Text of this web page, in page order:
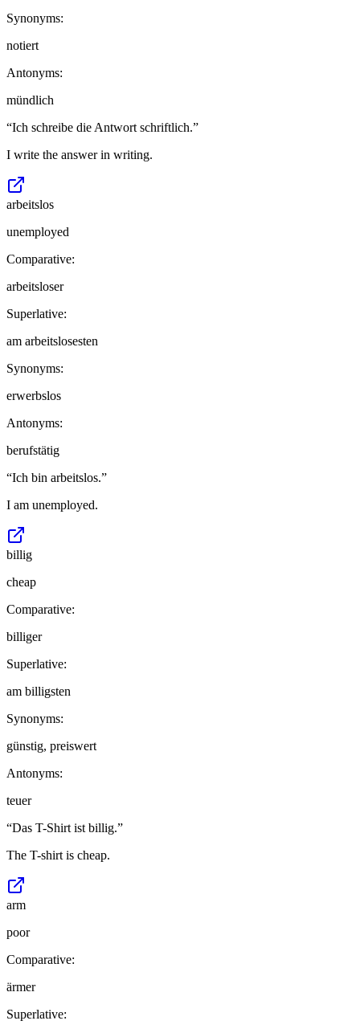
Synonyms:
notiert
Antonyms:
mündlich
“Ich schreibe die Antwort schriftlich.”
I write the answer in writing.
arbeitslos
unemployed
Comparative:
arbeitsloser
Superlative:
am arbeitslosesten
Synonyms:
erwerbslos
Antonyms:
berufstätig
“Ich bin arbeitslos.”
I am unemployed.
billig
cheap
Comparative:
billiger
Superlative:
am billigsten
Synonyms:
günstig, preiswert
Antonyms:
teuer
“Das T-Shirt ist billig.”
The T-shirt is cheap.
arm
poor
Comparative:
ärmer
Superlative: